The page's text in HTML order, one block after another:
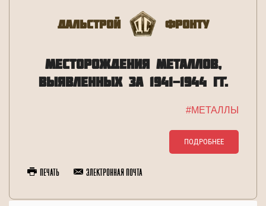
Дальстрой Фронту
МЕСТОРОЖДЕНИЯ МЕТАЛЛОВ,
ВЫЯВЛЕННЫХ ЗА 1941-1944 ГГ.
#МЕТАЛЛЫ
ПОДРОБНЕЕ
Печать Электронная почта